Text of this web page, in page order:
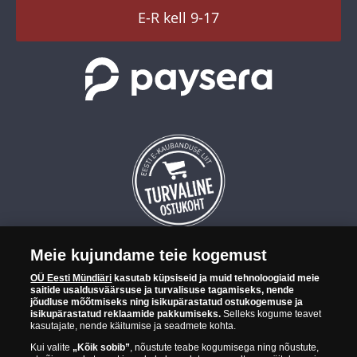
E-R kell 9-17
OÜ Eesti Mündiäri on maailma tuntumate rahapajade
kollektsioonimüntide ja -medalite levitaja Eestis. OÜ Eesti Mündiäri
kuulub ettevõttele "Samlerhuset Group“.
Euroopa ühel suuremal mündilevitajate grupil "Samlerhuset
Group" on allüksused 14 Euroopa riigis. Ettevõtete grupile kuulub
Norra vanim, endine riiklik rahapaja, mis tegutseb alates 1686.
Meie kujundame teie kogemust
OÜ Eesti Mündiäri kasutab küpsiseid ja muid tehnoloogiaid meie
saitide usaldusväärsuse ja turvalisuse tagamiseks, nende
jõudluse mõõtmiseks ning isikupärastatud ostukogemuse ja
isikupärastatud reklaamide pakkumiseks. Selleks kogume teavet
kasutajate, nende käitumise ja seadmete kohta.
Kui valite „Kõik sobib”, nõustute teabe kogumisega ning nõustute,